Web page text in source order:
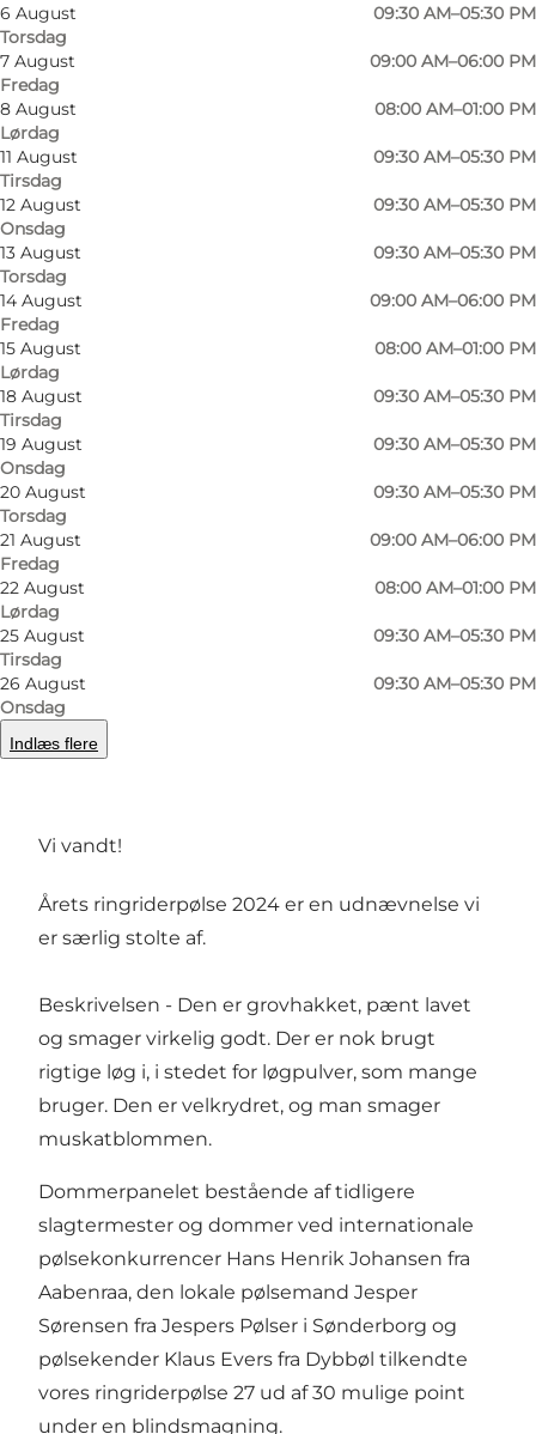
6 August
Torsdag
09:30 AM–05:30 PM
7 August
Fredag
09:00 AM–06:00 PM
8 August
Lørdag
08:00 AM–01:00 PM
11 August
Tirsdag
09:30 AM–05:30 PM
12 August
Onsdag
09:30 AM–05:30 PM
13 August
Torsdag
09:30 AM–05:30 PM
14 August
Fredag
09:00 AM–06:00 PM
15 August
Lørdag
08:00 AM–01:00 PM
18 August
Tirsdag
09:30 AM–05:30 PM
19 August
Onsdag
09:30 AM–05:30 PM
20 August
Torsdag
09:30 AM–05:30 PM
21 August
Fredag
09:00 AM–06:00 PM
22 August
Lørdag
08:00 AM–01:00 PM
25 August
Tirsdag
09:30 AM–05:30 PM
26 August
Onsdag
09:30 AM–05:30 PM
Indlæs flere
Foto
Besøg vores fine forretning med et stort udvalg
af hjemmelavede specialiteter, såsom
spændende marinerede kødstykker til grillen
Vi vandt!
Årets ringriderpølse 2024 er en udnævnelse vi
er særlig stolte af.
Beskrivelsen - Den er grovhakket, pænt lavet
og smager virkelig godt. Der er nok brugt
rigtige løg i, i stedet for løgpulver, som mange
bruger. Den er velkrydret, og man smager
muskatblommen.
Dommerpanelet bestående af tidligere
slagtermester og dommer ved internationale
pølsekonkurrencer Hans Henrik Johansen fra
Aabenraa, den lokale pølsemand Jesper
Sørensen fra Jespers Pølser i Sønderborg og
pølsekender Klaus Evers fra Dybbøl tilkendte
vores ringriderpølse 27 ud af 30 mulige point
under en blindsmagning.